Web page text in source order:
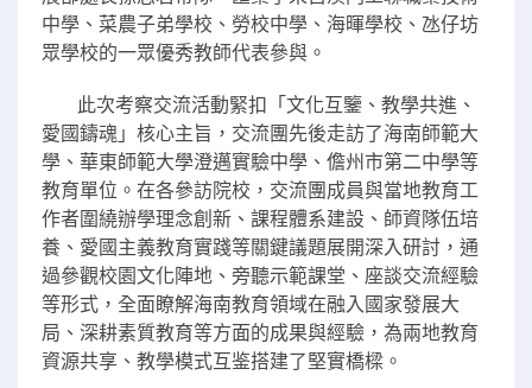
中學、菜農子弟學校、勞校中學、海暉學校、氹仔坊
眾學校的一眾優秀教師代表參與。
此次考察交流活動緊扣「文化互鑒、教學共進、
愛國鑄魂」核心主旨，交流團先後走訪了海南師範大
學、華東師範大學澄邁實驗中學、儋州市第二中學等
教育單位。在各參訪院校，交流團成員與當地教育工
作者圍繞辦學理念創新、課程體系建設、師資隊伍培
養、愛國主義教育實踐等關鍵議題展開深入研討，通
過參觀校園文化陣地、旁聽示範課堂、座談交流經驗
等形式，全面瞭解海南教育領域在融入國家發展大
局、深耕素質教育等方面的成果與經驗，為兩地教育
資源共享、教學模式互鉴搭建了堅實橋樑。